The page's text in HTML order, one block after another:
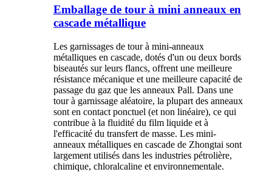
Emballage de tour à mini anneaux en
cascade métallique
Les garnissages de tour à mini-anneaux
métalliques en cascade, dotés d'un ou deux bords
biseautés sur leurs flancs, offrent une meilleure
résistance mécanique et une meilleure capacité de
passage du gaz que les anneaux Pall. Dans une
tour à garnissage aléatoire, la plupart des anneaux
sont en contact ponctuel (et non linéaire), ce qui
contribue à la fluidité du film liquide et à
l'efficacité du transfert de masse. Les mini-
anneaux métalliques en cascade de Zhongtai sont
largement utilisés dans les industries pétrolière,
chimique, chloralcaline et environnementale.